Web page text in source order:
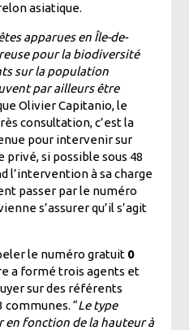
asiatique.
apparues en Île-de-
pour la biodiversité
sur la population
par ailleurs être
Olivier Capitanio, le
consultation, c’est la
pour intervenir sur
privé, si possible sous 48
l’intervention à sa charge
passer par le numéro
s’assurer qu’il s’agit
le numéro gratuit 0
a formé trois agents et
sur des référents
communes. “Le type
fonction de la hauteur à